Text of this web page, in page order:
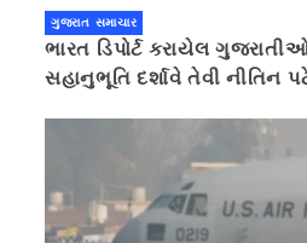
ગુજરાત સમાચાર
ભારત ડિપોર્ટ કરાયેલ
સહાનુભૂતિ દર્શાવે તેવી નીતિન